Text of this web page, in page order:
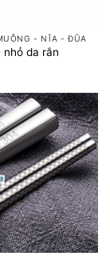
- NĨA - ĐŨA
nhỏ da rắn